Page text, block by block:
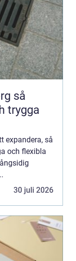
trygga
expandera, så
och flexibla
30 juli 2026